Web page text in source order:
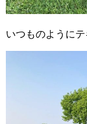
いつものように